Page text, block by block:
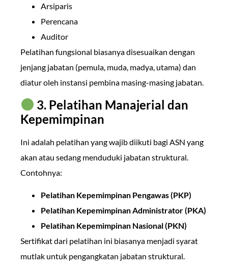
Arsiparis
Perencana
Auditor
Pelatihan fungsional biasanya disesuaikan dengan
jenjang jabatan (pemula, muda, madya, utama) dan
diatur oleh instansi pembina masing-masing jabatan.
3. Pelatihan Manajerial dan
Kepemimpinan
Ini adalah pelatihan yang wajib diikuti bagi ASN yang
akan atau sedang menduduki jabatan struktural.
Contohnya:
Pelatihan Kepemimpinan Pengawas (PKP)
Pelatihan Kepemimpinan Administrator (PKA)
Pelatihan Kepemimpinan Nasional (PKN)
Sertifikat dari pelatihan ini biasanya menjadi syarat
mutlak untuk pengangkatan jabatan struktural.